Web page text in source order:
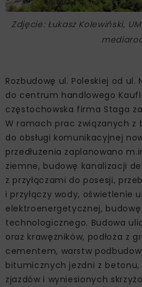
Zdjęcie: Łukasz Kolewiński,
Rozbudowę ul. Poleskiej od ul.
do centrum handlowego
częstochowska firma Staga
W ramach prac związanych z
do obsługi komunikacyjnej
przedłużenia zaplanowano
ziemne, budowę kanalizacji
z przyłączami do posesji,
i przyłączy wody, oświetlenie
elektroenergetycznej, budowę
technologicznego. Budowa
oraz krawężników, podłoża z
cementem, warstw
bitumicznych jezdni z betonu,
zjazdów i wyniesionych